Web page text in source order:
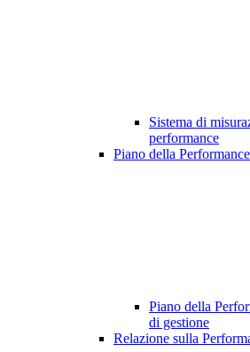
Sistema di
performance
Piano della Performance
Piano della
di gestione
Relazione sulla